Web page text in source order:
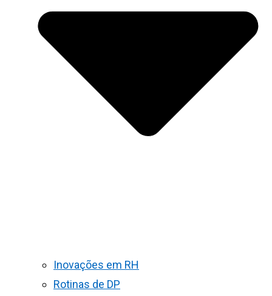
Inovações em RH
Rotinas de DP